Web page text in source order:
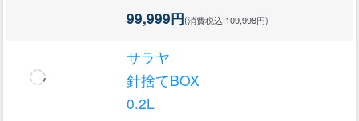
99,999円(消費税込:109,998円)
サラヤ
針捨てBOX
0.2L